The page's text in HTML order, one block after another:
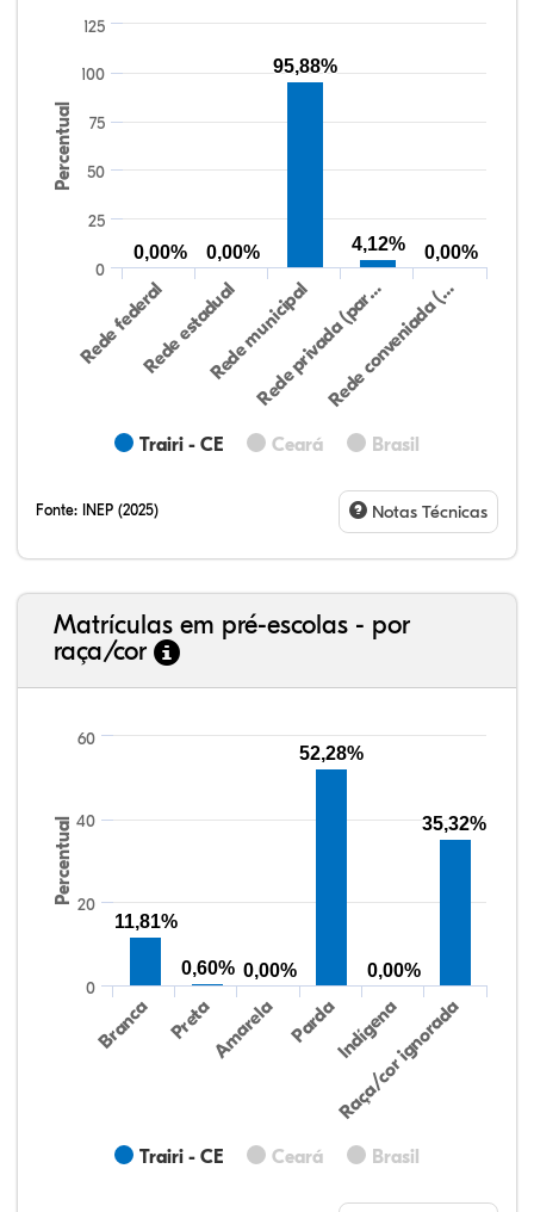
Percentual
Trairi - CE Ceará Brasil
Rede federalRede estadualRede municipal
Rede privada (par…Rede conveniada (…
0
25
50
75
100
125
0,00% 0,00%
95,88%
4,12% 0,00%
Fonte: INEP (2025) Notas Técnicas
Matrículas em pré-escolas - por
raça/cor
Percentual
Trairi - CE Ceará Brasil
Branca PretaAmarela PardaIndígena
Raça/cor ignorada
0
20
40
60
11,81%
0,60% 0,00%
52,28%
0,00%
35,32%